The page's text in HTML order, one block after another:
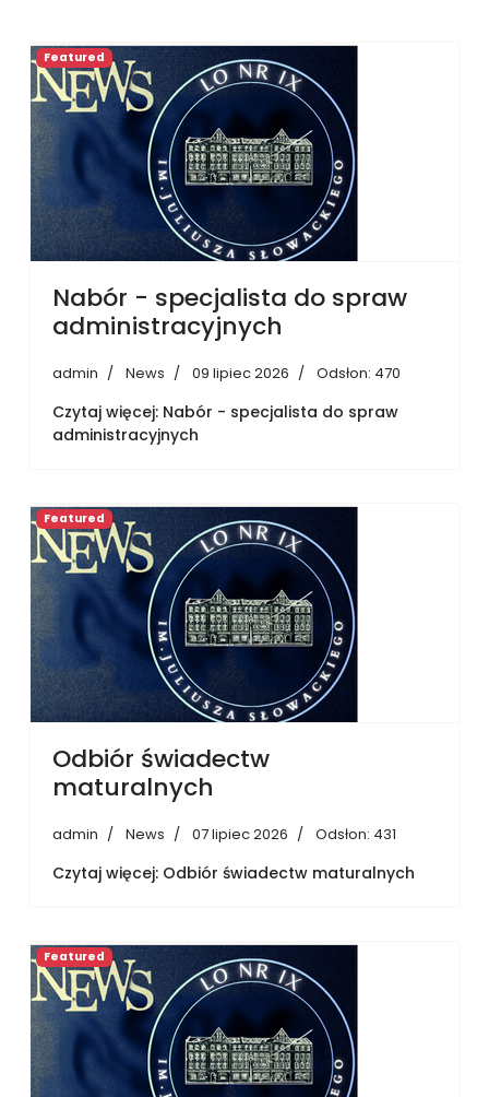
Featured
Nabór - specjalista do spraw
administracyjnych
admin News 09 lipiec 2026 Odsłon: 470
Czytaj więcej: Nabór - specjalista do spraw
administracyjnych
Featured
Odbiór świadectw
maturalnych
admin News 07 lipiec 2026 Odsłon: 431
Czytaj więcej: Odbiór świadectw maturalnych
Featured